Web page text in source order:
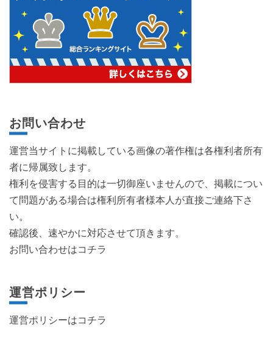
お問い合わせ
運営当サイトに掲載している画像の著作権は各権利者所有
者に帰属致します。
権利を侵害する目的は一切御座いませんので、掲載につい
て問題がある場合は権利所有者様本人が直接ご連絡下さ
い。
確認後、速やかに対応させて頂きます。
お問い合わせはコチラ
運営ポリシー
運営ポリシーはコチラ